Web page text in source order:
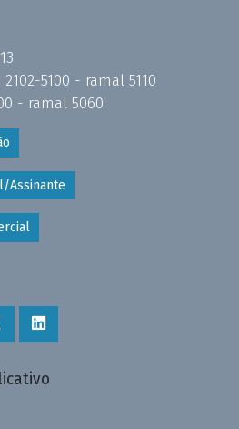
2102-5100 - ramal 5110
- ramal 5060
Assinante